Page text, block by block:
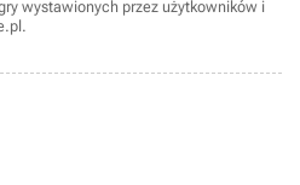
wystawionych przez użytkowników i